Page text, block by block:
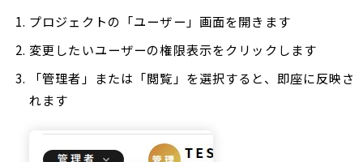
プロジェクトの「ユーザー」画面を開きます
変更したいユーザーの権限表示をクリックします
「管理者」または「閲覧」を選択すると、即座に反映さ
れます